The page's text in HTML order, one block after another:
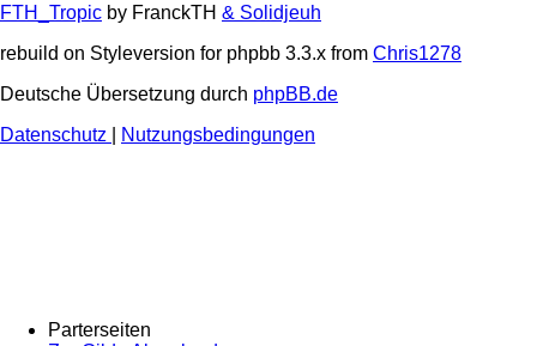
FTH_Tropic by FranckTH & Solidjeuh
rebuild on Styleversion for phpbb 3.3.x from Chris1278
Deutsche Übersetzung durch phpBB.de
Datenschutz
Nutzungsbedingungen
Parterseiten